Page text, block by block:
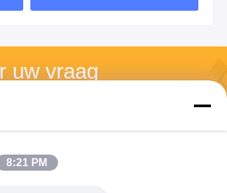
uw vraag
8:21 PM